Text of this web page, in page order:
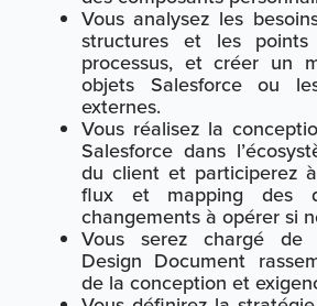
Vous analysez les
structures et les points
processus, et créer un
objets Salesforce ou
externes.
Vous réalisez la
Salesforce dans
du client et participerez
flux et mapping des
changements à opérer si
Vous serez chargé
Design Document
de la conception et